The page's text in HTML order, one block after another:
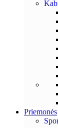
Priemonės